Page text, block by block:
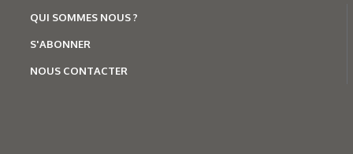
QUI SOMMES NOUS ?
S'ABONNER
NOUS CONTACTER